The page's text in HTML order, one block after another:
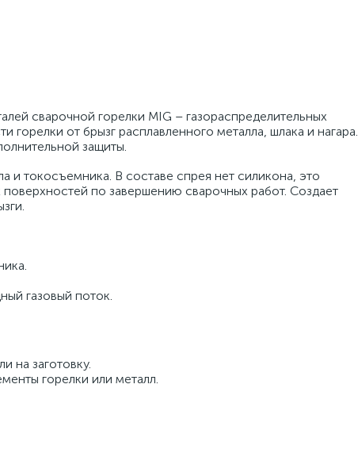
сварочной горелки MIG – газораспределительных
от брызг расплавленного металла, шлака и нагара.
защиты.
токосъемника. В составе спрея нет силикона, это
по завершению сварочных работ. Создает
газовый поток.
на заготовку.
горелки или металл.